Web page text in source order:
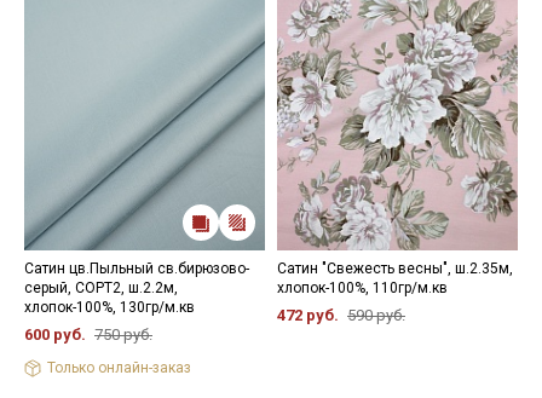
Сатин цв.Пыльный св.бирюзово-
серый, СОРТ2, ш.2.2м,
хлопок-100%, 130гр/м.кв
600 руб. 750 руб.
Только онлайн-заказ
Сатин "Свежесть весны", ш.2.35м,
хлопок-100%, 110гр/м.кв
472 руб. 590 руб.